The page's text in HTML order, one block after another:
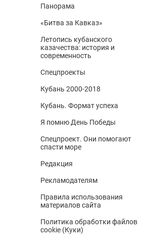
Панорама
«Битва за Кавказ»
Летопись кубанского
казачества: история и
современность
Спецпроекты
Кубань 2000-2018
Кубань. Формат успеха
Я помню День Победы
Спецпроект. Они помогают
спасти море
Редакция
Рекламодателям
Правила использования
материалов сайта
Политика обработки файлов
cookie (Куки)